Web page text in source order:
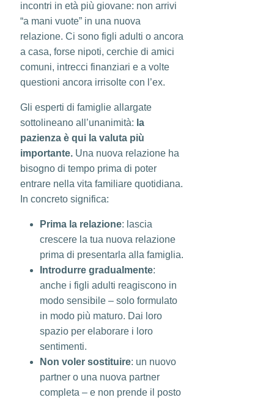
incontri in età più giovane: non arrivi
“a mani vuote” in una nuova
relazione. Ci sono figli adulti o ancora
a casa, forse nipoti, cerchie di amici
comuni, intrecci finanziari e a volte
questioni ancora irrisolte con l’ex.
Gli esperti di famiglie allargate
sottolineano all’unanimità: la
pazienza è qui la valuta più
importante.Una nuova relazione ha
bisogno di tempo prima di poter
entrare nella vita familiare quotidiana.
In concreto significa:
Prima la relazione: lascia
crescere la tua nuova relazione
prima di presentarla alla famiglia.
Introdurre gradualmente:
anche i figli adulti reagiscono in
modo sensibile – solo formulato
in modo più maturo. Dai loro
spazio per elaborare i loro
sentimenti.
Non voler sostituire: un nuovo
partner o una nuova partner
completa – e non prende il posto